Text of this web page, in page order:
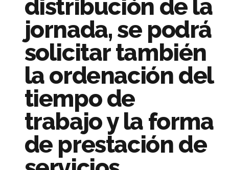
distribución de la
jornada, se podrá
solicitar también
la ordenación del
tiempo de
trabajo y la forma
de prestación de